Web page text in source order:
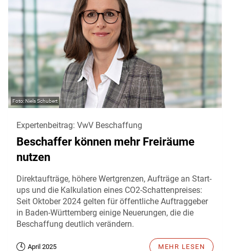
Niels Schubert
Expertenbeitrag: VwV Beschaffung
Beschaffer können mehr Freiräume
nutzen
Direktaufträge, höhere Wertgrenzen, Aufträge an Start-
ups und die Kalkulation eines CO2-Schattenpreises:
Seit Oktober 2024 gelten für öffentliche Auftraggeber
in Baden-Württemberg einige Neuerungen, die die
Beschaffung deutlich verändern.
April 2025 MEHR LESEN